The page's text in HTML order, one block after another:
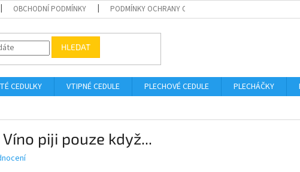
OBCHODNÍ PODMÍNKY PODMÍNKY OCHRANY OSOBNÍCH ÚDAJŮ
HLEDAT
CEDULKY VTIPNÉ CEDULE PLECHOVÉ CEDULE PLECHÁČKY
piji pouze když...